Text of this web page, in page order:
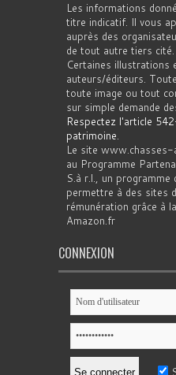
Les informations
titre indicatif. Il vous
auprès des
de tout autre tiers cité.
Certaines
auteurs/éditeurs.
toute image ou tout
sur simple demande
Respectez l'article
patrimoine.
Le site
au Programme
S.à r.l., un programme
permettre à des sites
rémunération grâce à
Amazon.fr
CONNEXION